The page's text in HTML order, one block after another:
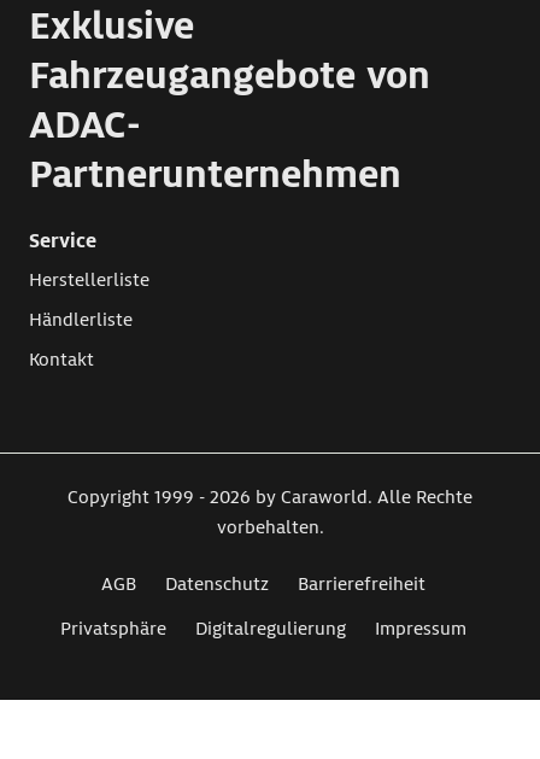
Exklusive
Fahrzeugangebote von
ADAC-
Partnerunternehmen
Service
Herstellerliste
Händlerliste
Kontakt
Copyright 1999 - 2026 by Caraworld. Alle Rechte
vorbehalten.
AGB Datenschutz
Barrierefreiheit
Privatsphäre
Digitalregulierung Impressum